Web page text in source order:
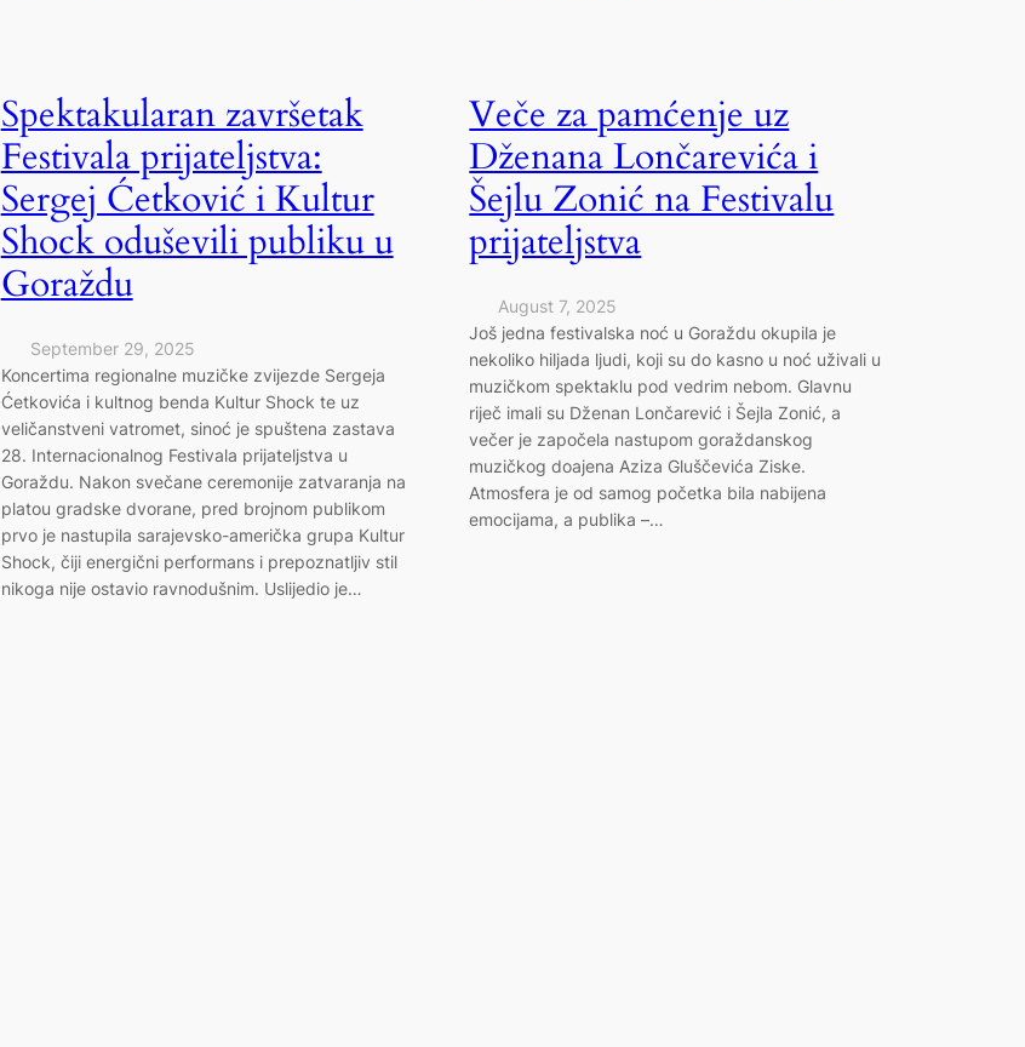
Spektakularan završetak
Festivala prijateljstva:
Sergej Ćetković i Kultur
Shock oduševili publiku u
Goraždu
September 29, 2025
Koncertima regionalne muzičke zvijezde Sergeja
Ćetkovića i kultnog benda Kultur Shock te uz
veličanstveni vatromet, sinoć je spuštena zastava
28. Internacionalnog Festivala prijateljstva u
Goraždu. Nakon svečane ceremonije zatvaranja na
platou gradske dvorane, pred brojnom publikom
prvo je nastupila sarajevsko-američka grupa Kultur
Shock, čiji energični performans i prepoznatljiv stil
nikoga nije ostavio ravnodušnim. Uslijedio je…
Veče za pamćenje uz
Dženana Lončarevića i
Šejlu Zonić na Festivalu
prijateljstva
August 7, 2025
Još jedna festivalska noć u Goraždu okupila je
nekoliko hiljada ljudi, koji su do kasno u noć uživali u
muzičkom spektaklu pod vedrim nebom. Glavnu
riječ imali su Dženan Lončarević i Šejla Zonić, a
večer je započela nastupom goraždanskog
muzičkog doajena Aziza Gluščevića Ziske.
Atmosfera je od samog početka bila nabijena
emocijama, a publika –…